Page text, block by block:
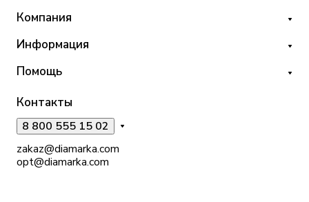
Компания
Информация
Помощь
Контакты
8 800 555 15 02
zakaz@diamarka.com
opt@diamarka.com